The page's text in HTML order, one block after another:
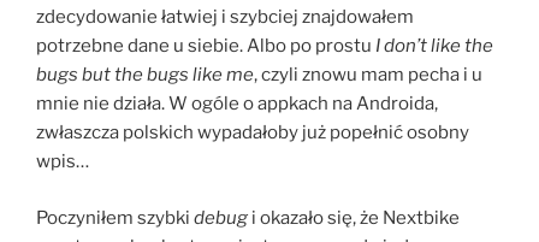
zdecydowanie łatwiej i szybciej znajdowałem
potrzebne dane u siebie. Albo po prostu I don’t like the
bugs but the bugs like me, czyli znowu mam pecha i u
mnie nie działa. W ogóle o appkach na Androida,
zwłaszcza polskich wypadałoby już popełnić osobny
wpis…
Poczyniłem szybki debug i okazało się, że Nextbike